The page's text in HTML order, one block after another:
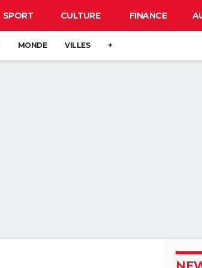
SPORT CULTURE FINANCE
MONDE VILLES +